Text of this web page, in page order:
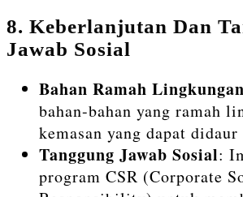
8. Keberlanjutan Dan
Jawab Sosial
Bahan Ramah Lingkungan
bahan-bahan yang ramah
kemasan yang dapat
Tanggung Jawab Sosial:
program CSR (Corporate